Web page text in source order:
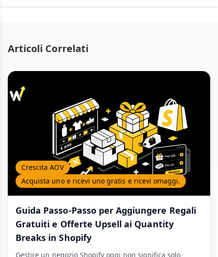
Articoli Correlati
Crescita AOV
Acquista uno e ricevi uno gratis e ricevi omaggi.
Guida Passo-Passo per Aggiungere Regali
Gratuiti e Offerte Upsell ai Quantity
Breaks in Shopify
Gestire un negozio Shopify oggi non significa solo